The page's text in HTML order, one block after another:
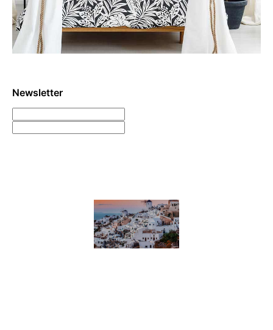
Newsletter